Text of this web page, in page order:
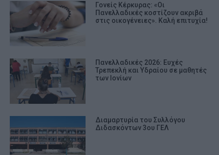
Γονείς Κέρκυρας: «Οι
Πανελλαδικές κοστίζουν ακριβά
στις οικογένειες». Καλή επιτυχία!
Πανελλαδικές 2026: Ευχές
Τρεπεκλή και Υδραίου σε μαθητές
των Ιονίων
Διαμαρτυρία του Συλλόγου
Διδασκόντων 3ου ΓΕΛ